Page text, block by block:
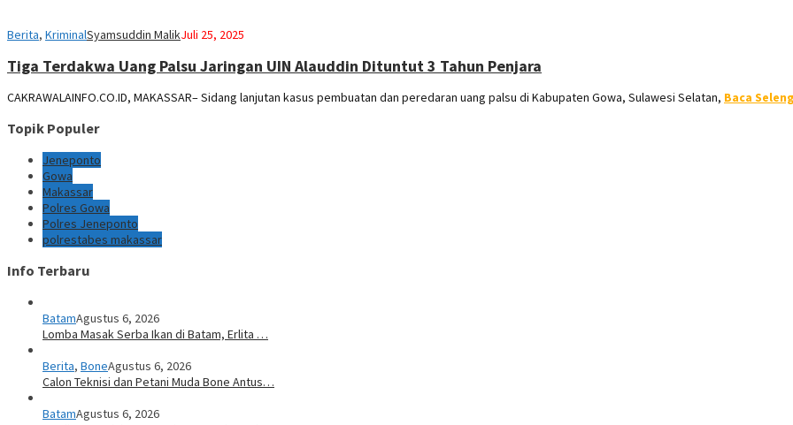
Berita, KriminalSyamsuddin MalikJuli 25, 2025
Tiga Terdakwa Uang Palsu Jaringan UIN Alauddin Dituntut 3 Tahun Penjara
CAKRAWALAINFO.CO.ID, MAKASSAR– Sidang lanjutan kasus pembuatan dan peredaran uang palsu di Kabupaten Gowa, Sulawesi Selatan, Baca
Topik Populer
Jeneponto
Gowa
Makassar
Polres Gowa
Polres Jeneponto
polrestabes makassar
Info Terbaru
BatamAgustus 6, 2026
Lomba Masak Serba Ikan di Batam, Erlita …
Berita, BoneAgustus 6, 2026
Calon Teknisi dan Petani Muda Bone Antus…
BatamAgustus 6, 2026